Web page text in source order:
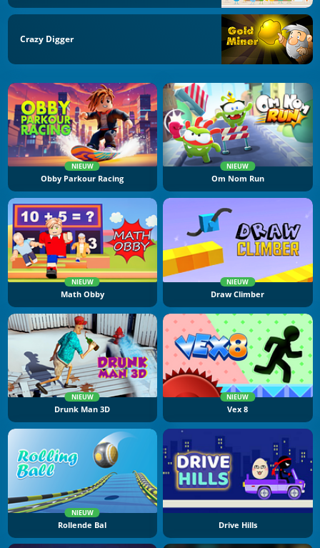
Crazy Digger
NIEUW
Obby Parkour Racing
NIEUW
Om Nom Run
NIEUW
Math Obby
NIEUW
Draw Climber
NIEUW
Drunk Man 3D
NIEUW
Vex 8
NIEUW
Rollende Bal Drive Hills